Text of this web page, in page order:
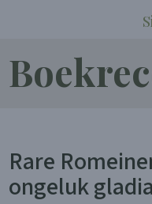
Rare
ongeluk